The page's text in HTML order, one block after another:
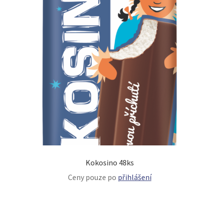
Kokosino 48ks
Ceny pouze po přihlášení